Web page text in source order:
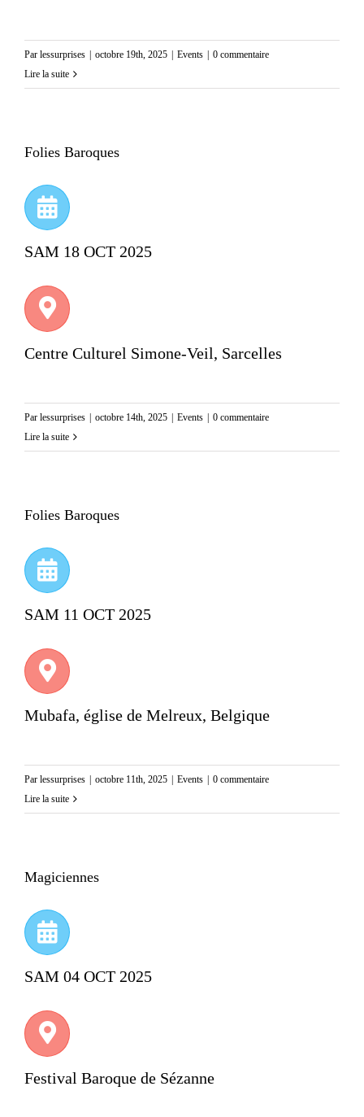
Par lessurprises | octobre 19th, 2025 | Events | 0 commentaire
Lire la suite
Folies Baroques
SAM 18 OCT 2025
Centre Culturel Simone-Veil, Sarcelles
Par lessurprises | octobre 14th, 2025 | Events | 0 commentaire
Lire la suite
Folies Baroques
SAM 11 OCT 2025
Mubafa, église de Melreux, Belgique
Par lessurprises octobre 11th, 2025 Events
0 commentaire
Lire la suite
Magiciennes
SAM 04 OCT 2025
Festival Baroque de Sézanne